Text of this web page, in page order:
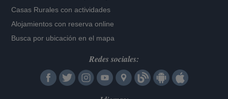
Casas Rurales con actividades
Alojamientos con reserva online
Busca por ubicación en el mapa
Redes sociales: